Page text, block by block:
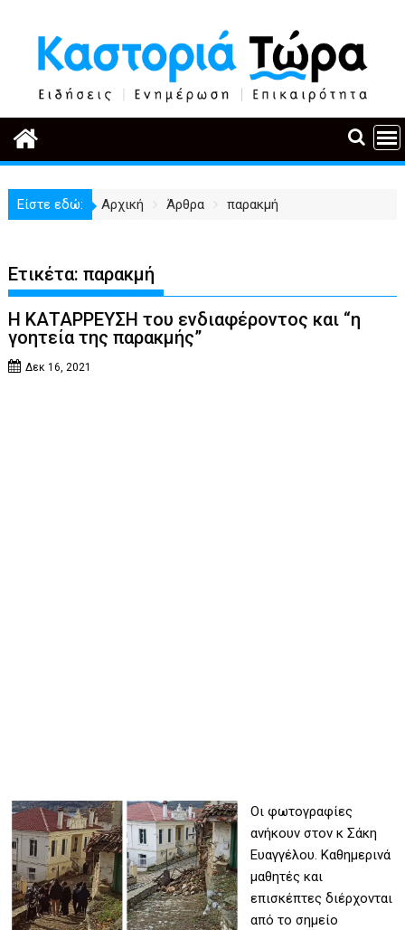
περιεχόμενο
Είστε εδώ: Αρχική Άρθρα παρακμή
Ετικέτα:παρακμή
Η ΚΑΤΑΡΡΕΥΣΗ του ενδιαφέροντος και “η
γοητεία της παρακμής”
Δεκ 16, 2021
Οι φωτογραφίες
ανήκουν στον κ Σάκη
Ευαγγέλου. Καθημερινά
μαθητές και
επισκέπτες διέρχονται
από το σημείο